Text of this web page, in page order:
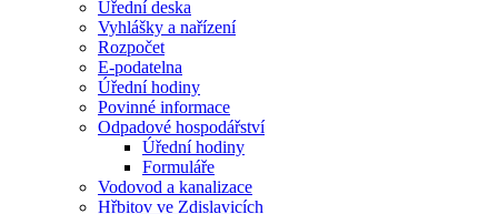
Úřední deska
Vyhlášky a nařízení
Rozpočet
E-podatelna
Úřední hodiny
Povinné informace
Odpadové hospodářství
Úřední hodiny
Formuláře
Vodovod a kanalizace
Hřbitov ve Zdislavicích